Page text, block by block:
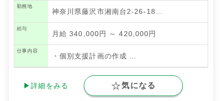
勤務地
神奈川県藤沢市湘南台2-26-18…
給与
月給 340,000円 ～ 420,000円
仕事内容
・個別支援計画の作成
▶詳細をみる 気になる